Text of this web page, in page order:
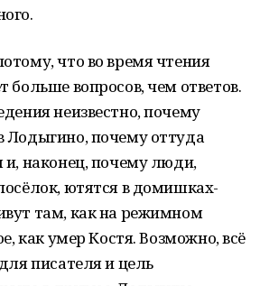
что во время чтения
больше вопросов, чем ответов.
неизвестно, почему
Лодыгино, почему оттуда
и, наконец, почему люди,
ютятся в домишках-
там, как на режимном
как умер Костя. Возможно, всё
писателя и цель